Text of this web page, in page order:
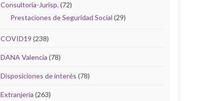
Consultoría-Jurisp.(72)
Prestaciones de Seguridad Social (29)
COVID19 (238)
DANA Valencia (78)
Disposiciones de interés (78)
Extranjería (263)